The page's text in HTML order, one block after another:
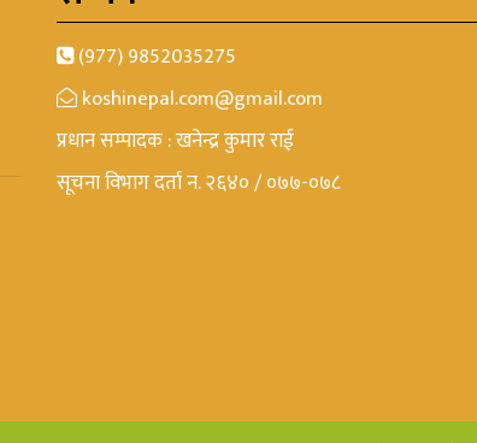
(977) 9852035275
koshinepal.com@gmail.com
प्रधान सम्पादक : खनेन्द्र कुमार राई
सूचना विभाग दर्ता न. २६४० / ०७७-०७८